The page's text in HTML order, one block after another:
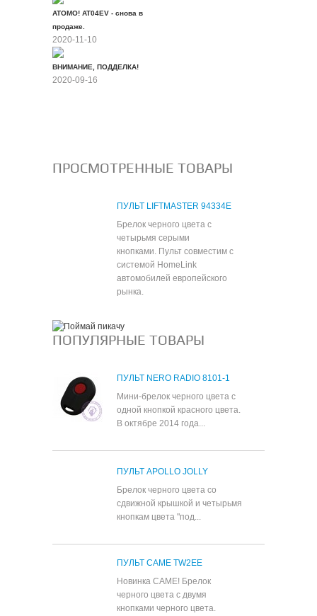
ATOMO! AT04EV - снова в
продаже.
2020-11-10
ВНИМАНИЕ, ПОДДЕЛКА!
2020-09-16
ПРОСМОТРЕННЫЕ ТОВАРЫ
ПУЛЬТ LIFTMASTER 94334E
Брелок черного цвета с
четырьмя серыми
кнопками. Пульт совместим с
системой HomeLink
автомобилей европейского
рынка.
ПОПУЛЯРНЫЕ ТОВАРЫ
ПУЛЬТ NERO RADIO 8101-1
Мини-брелок черного цвета с
одной кнопкой красного цвета.
В октябре 2014 года...
ПУЛЬТ APOLLO JOLLY
Брелок черного цвета со
сдвижной крышкой и четырьмя
кнопкам цвета "под...
ПУЛЬТ CAME TW2EE
Новинка CAME! Брелок
черного цвета с двумя
кнопками черного цвета.